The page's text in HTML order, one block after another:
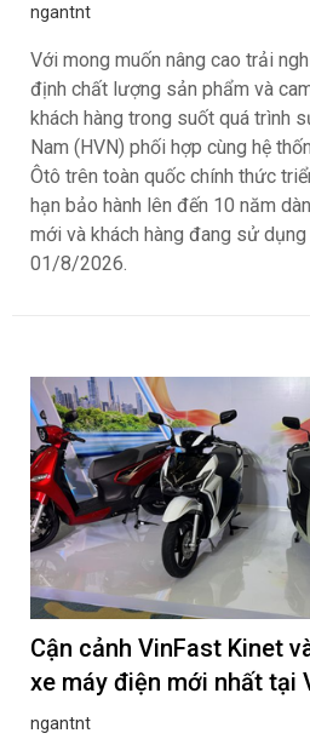
ngantnt
Với mong muốn nâng cao trải
định chất lượng sản phẩm và
khách hàng trong suốt quá trình
Nam (HVN) phối hợp cùng hệ
Ôtô trên toàn quốc chính thức
hạn bảo hành lên đến 10 năm
mới và khách hàng đang sử
01/8/2026.
Cận cảnh VinFast Kinet
xe máy điện mới nhất tại
ngantnt